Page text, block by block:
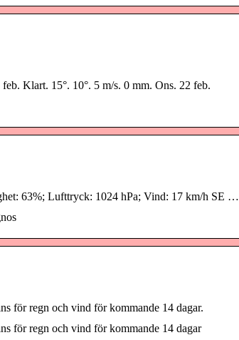
Klart. 15°. 10°. 5 m/s. 0 mm. Ons. 22 feb.
63%; Lufttryck: 1024 hPa; Vind: 17 km/h SE …
för regn och vind för kommande 14 dagar.
för regn och vind för kommande 14 dagar